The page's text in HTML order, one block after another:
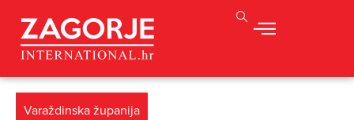
Varaždinska županija